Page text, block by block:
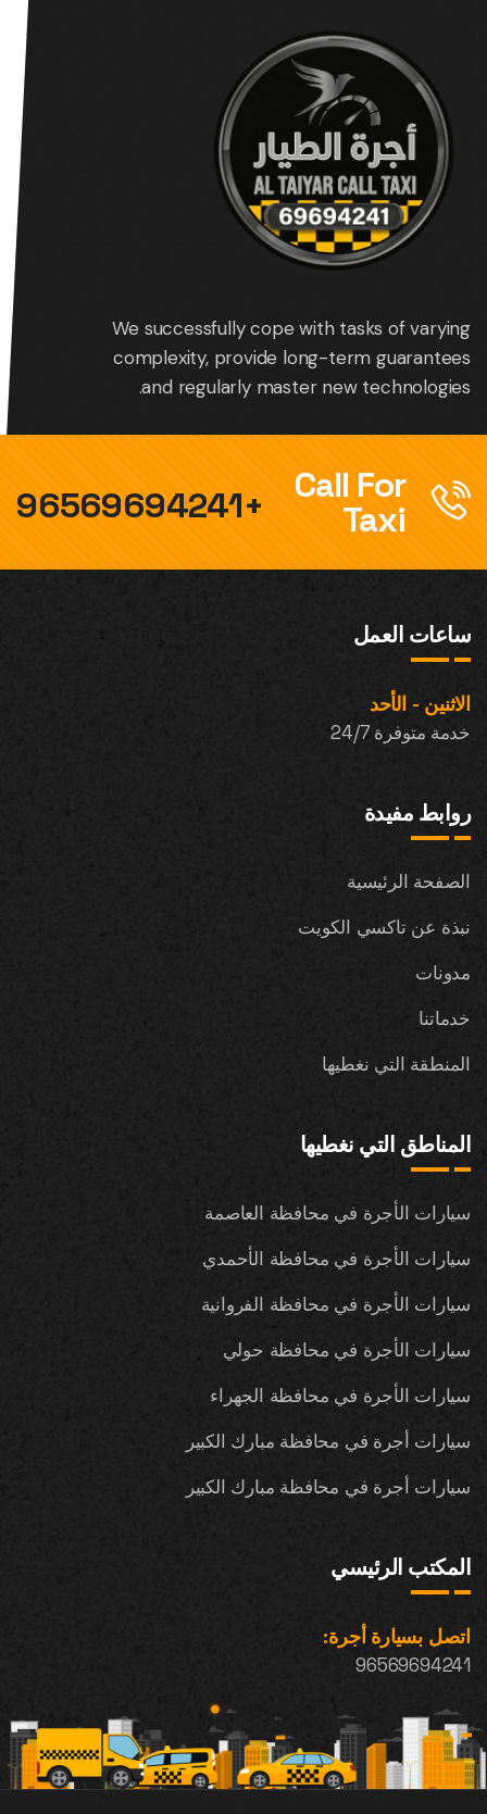
We successfully cope with tasks of varying
complexity, provide long-term guarantees
and regularly master new technologies.
Call For
Taxi
+96569694241
ساعات العمل
الاثنين - الأحد
خدمة متوفرة 24/7
روابط مفيدة
الصفحة الرئيسية
نبذة عن تاكسي الكويت
مدونات
خدماتنا
المنطقة التي نغطيها
المناطق التي نغطيها
سيارات الأجرة في محافظة العاصمة
سيارات الأجرة في محافظة الأحمدي
سيارات الأجرة في محافظة الفروانية
سيارات الأجرة في محافظة حولي
سيارات الأجرة في محافظة الجهراء
سيارات أجرة في محافظة مبارك الكبير
سيارات أجرة في محافظة مبارك الكبير
المكتب الرئيسي
اتصل بسيارة أجرة:
96569694241